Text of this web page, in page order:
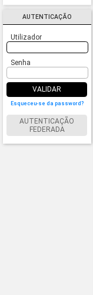
AUTENTICAÇÃO
Utilizador
Senha
VALIDAR
Esqueceu-se da password?
AUTENTICAÇÃO
FEDERADA